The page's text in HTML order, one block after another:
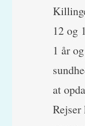
12 og
1 år
at
Rejser